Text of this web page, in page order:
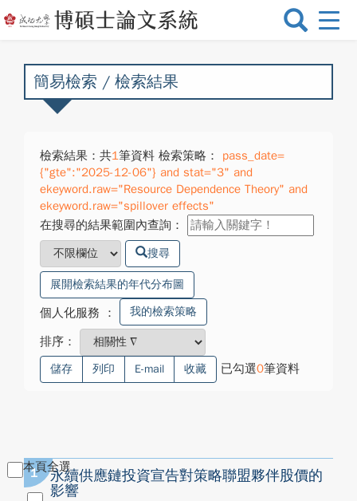
選
換
簡易檢索 / 檢索結果
檢索結果：共1筆資料 檢索策略：
pass_date=
{"gte":"2025-12-06"} and stat="3" and
ekeyword.raw="Resource Dependence Theory" and
ekeyword.raw="spillover effects"
在搜尋的結果範圍內查詢：
搜尋
展開檢索結果的年代分布圖
個人化服務 ： 我的檢索策略
排序：
儲存 列印 E-mail 收藏 已勾選0筆資料
本頁全選
1
永續供應鏈投資宣告對策略聯盟夥伴股價的
影響